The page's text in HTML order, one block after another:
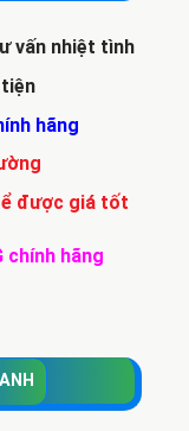
vấn nhiệt tình
hãng
được giá tốt
chính hãng